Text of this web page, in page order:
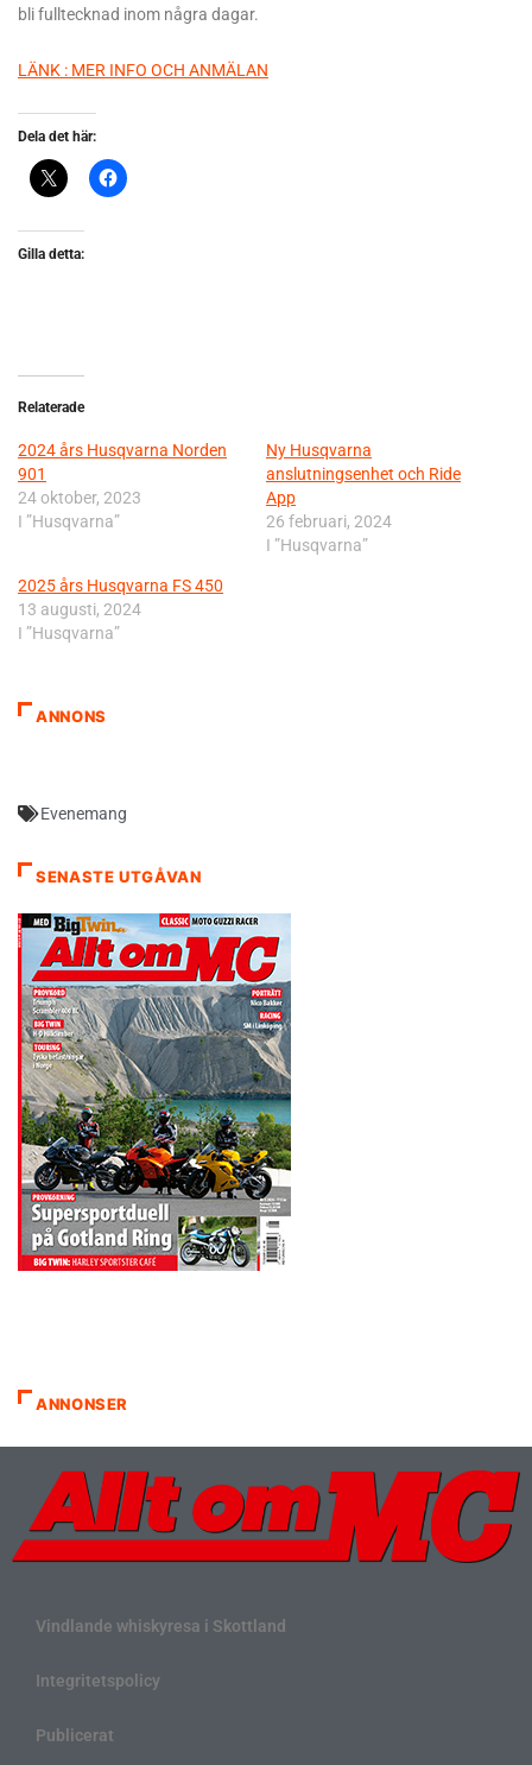
bli fulltecknad inom några dagar.
LÄNK : MER INFO OCH ANMÄLAN
Dela det här:
Gilla detta:
Relaterade
2024 års Husqvarna Norden
901
24 oktober, 2023
I ”Husqvarna”
Ny Husqvarna
anslutningsenhet och Ride
App
26 februari, 2024
I ”Husqvarna”
2025 års Husqvarna FS 450
13 augusti, 2024
I ”Husqvarna”
ANNONS
Evenemang
SENASTE UTGÅVAN
ANNONSER
Vindlande whiskyresa i Skottland
Integritetspolicy
Publicerat